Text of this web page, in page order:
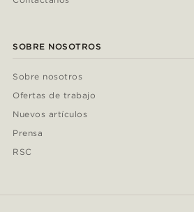
SOBRE NOSOTROS
Sobre nosotros
Ofertas de trabajo
Nuevos artículos
Prensa
RSC